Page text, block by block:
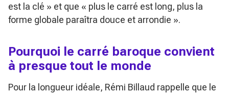
est la clé » et que « plus le carré est long, plus la
forme globale paraîtra douce et arrondie ».
Pourquoi le carré baroque convient
à presque tout le monde
Pour la longueur idéale, Rémi Billaud rappelle que le